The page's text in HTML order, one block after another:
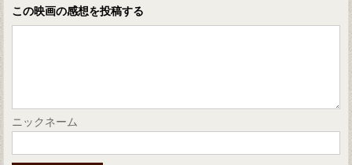
この映画の感想を投稿する
ニックネーム